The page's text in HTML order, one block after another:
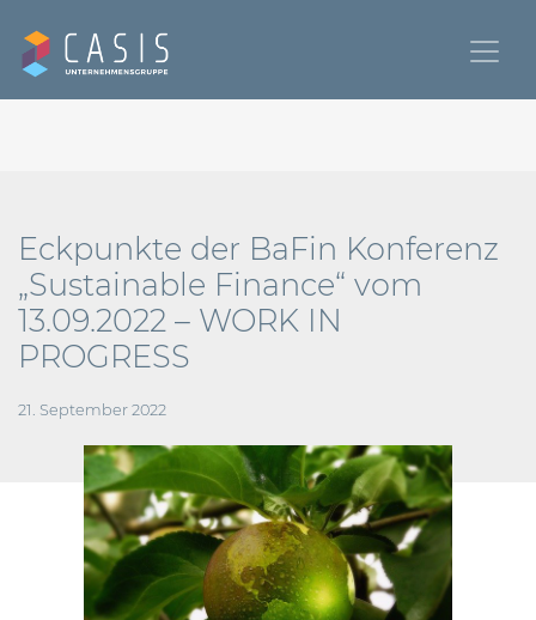
Eckpunkte der BaFin Konferenz
„Sustainable Finance“ vom
13.09.2022 – WORK IN
PROGRESS
21. September 2022